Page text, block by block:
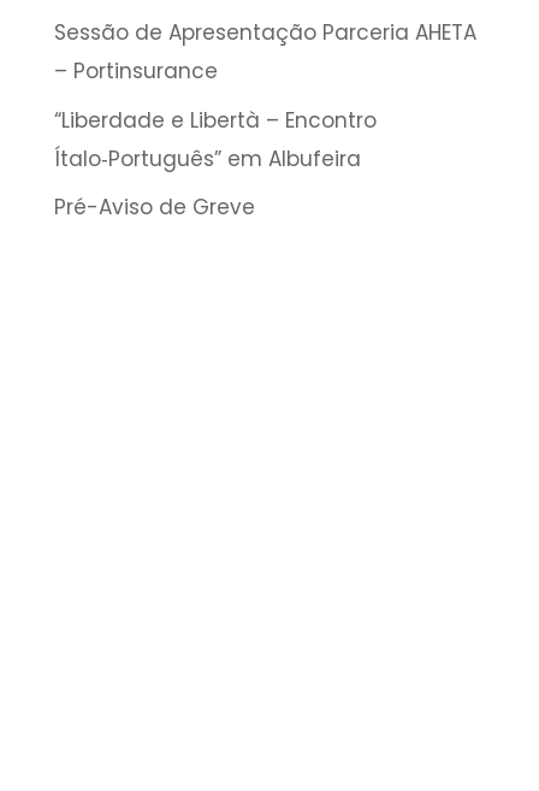
Sessão de Apresentação Parceria AHETA
– Portinsurance
“Liberdade e Libertà – Encontro
Ítalo‑Português” em Albufeira
Pré-Aviso de Greve